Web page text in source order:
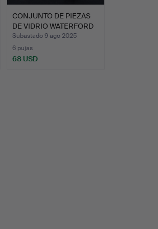
CONJUNTO DE PIEZAS
DE VIDRIO WATERFORD
CRY…
Subastado 9 ago 2025
6 pujas
68 USD